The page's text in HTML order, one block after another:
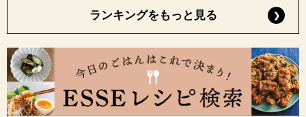
ランキングをもっと見る